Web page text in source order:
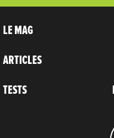
LE MAG
ARTICLES
TESTS